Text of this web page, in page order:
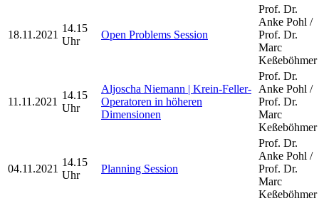
18.11.2021
14.15
Uhr
Open Problems Session
Prof. Dr.
Anke Pohl /
Prof. Dr.
Marc
Keßeböhmer
11.11.2021
14.15
Uhr
Aljoscha Niemann | Krein-Feller-
Operatoren in höheren
Dimensionen
Prof. Dr.
Anke Pohl /
Prof. Dr.
Marc
Keßeböhmer
04.11.2021
14.15
Uhr
Planning Session
Prof. Dr.
Anke Pohl /
Prof. Dr.
Marc
Keßeböhmer